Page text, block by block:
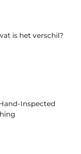
is het verschil?
Inspected